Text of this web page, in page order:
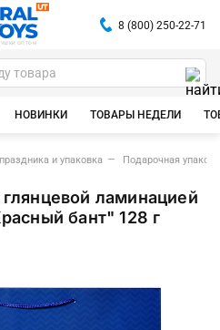
ОПТОМ
8 (800) 250-22-71
НОВИНКИ ТОВАРЫ НЕДЕЛИ
и упаковка Подарочная
ламинацией
бант" 128 г